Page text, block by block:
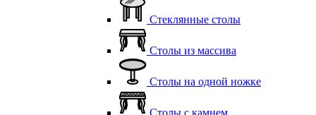
Стеклянные столы
Столы из массива
Столы на одной ножке
Столы с камнем